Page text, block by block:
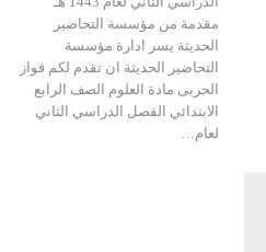
مقدمة من مؤسسة التحاضير
الحديثة يسر ادارة مؤسسة
التحاضير الحديثة ان تقدم لكم فواز
الحربى مادة العلوم الصف الرابع
الابتدائي الفصل الدراسي الثاني
لعام…